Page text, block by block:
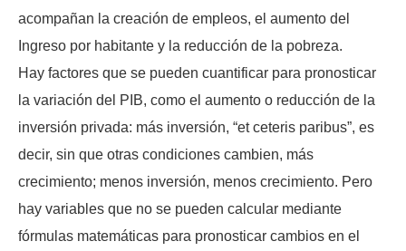
acompañan la creación de empleos, el aumento del
Ingreso por habitante y la reducción de la pobreza.
Hay factores que se pueden cuantificar para pronosticar
la variación del PIB, como el aumento o reducción de la
inversión privada: más inversión, “et ceteris paribus”, es
decir, sin que otras condiciones cambien, más
crecimiento; menos inversión, menos crecimiento. Pero
hay variables que no se pueden calcular mediante
fórmulas matemáticas para pronosticar cambios en el